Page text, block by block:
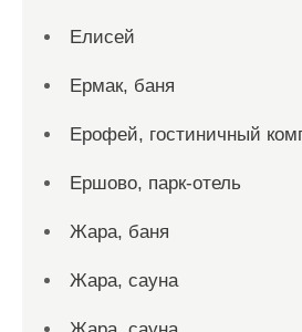
Елисей
Ермак, баня
Ерофей, гостиничный
Ершово, парк-отель
Жара, баня
Жара, сауна